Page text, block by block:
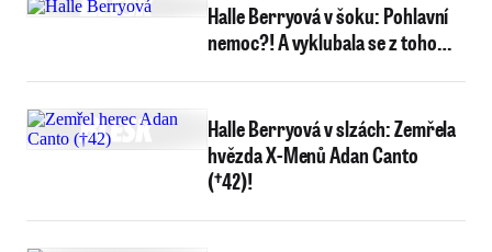
Halle Berryová v šoku: Pohlavní
nemoc?! A vyklubala se z toho…
Halle Berryová v slzách: Zemřela
hvězda X-Menů Adan Canto
(†42)!